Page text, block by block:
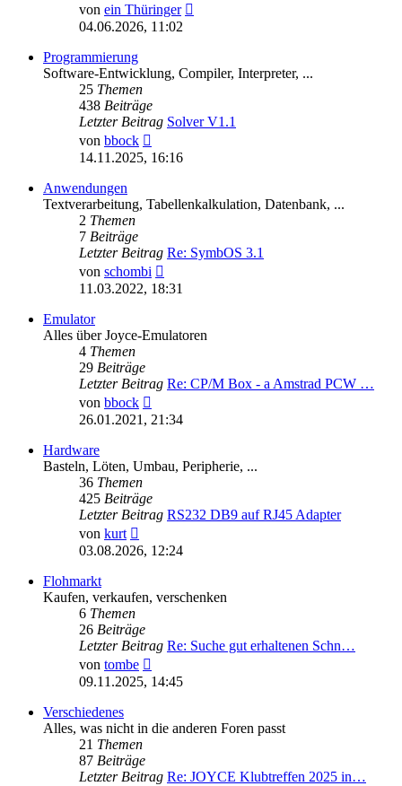
von ein Thüringer
04.06.2026, 11:02
Programmierung
Software-Entwicklung, Compiler, Interpreter, ...
25 Themen
438 Beiträge
Letzter Beitrag Solver V1.1
von bbock
Beitrag
14.11.2025, 16:16
Anwendungen
Textverarbeitung, Tabellenkalkulation, Datenbank, ...
2 Themen
7 Beiträge
Letzter Beitrag Re: SymbOS 3.1
von schombi
Beitrag
11.03.2022, 18:31
Emulator
Alles über Joyce-Emulatoren
4 Themen
29 Beiträge
Letzter Beitrag Re: CP/M Box - a Amstrad PCW …
von bbock
Beitrag
26.01.2021, 21:34
Hardware
Basteln, Löten, Umbau, Peripherie, ...
36 Themen
425 Beiträge
Letzter Beitrag RS232 DB9 auf RJ45 Adapter
von kurt
Beitrag
03.08.2026, 12:24
Flohmarkt
Kaufen, verkaufen, verschenken
6 Themen
26 Beiträge
Letzter Beitrag Re: Suche gut erhaltenen Schn…
von tombe
Beitrag
09.11.2025, 14:45
Verschiedenes
Alles, was nicht in die anderen Foren passt
21 Themen
87 Beiträge
Letzter Beitrag Re: JOYCE Klubtreffen 2025 in…